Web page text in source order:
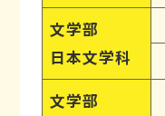
文学部
日本文学科
文学部